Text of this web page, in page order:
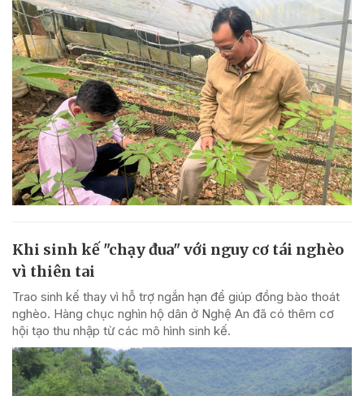
Khi sinh kế "chạy đua" với nguy cơ tái nghèo
vì thiên tai
Trao sinh kế thay vì hỗ trợ ngắn hạn để giúp đồng bào thoát
nghèo. Hàng chục nghìn hộ dân ở Nghệ An đã có thêm cơ
hội tạo thu nhập từ các mô hình sinh kế.